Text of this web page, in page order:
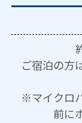
ご宿泊の方
※マイクロ
前に